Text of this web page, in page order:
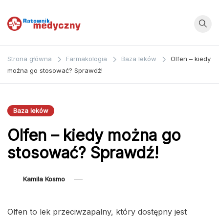
Ratownik
Medyczny
zagadnieniom z
bezpośrednio
medycznego.
Strona główna Farmakologia Baza leków
Olfen – kiedy
można go stosować? Sprawdź!
Baza leków
Olfen – kiedy można go
stosować? Sprawdź!
Kamila Kosmo
Olfen to lek przeciwzapalny, który dostępny jest